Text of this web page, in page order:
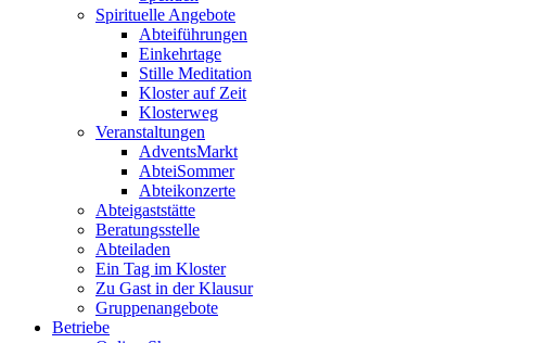
Spirituelle Angebote
Abteiführungen
Einkehrtage
Stille Meditation
Kloster auf Zeit
Klosterweg
Veranstaltungen
AdventsMarkt
AbteiSommer
Abteikonzerte
Abteigaststätte
Beratungsstelle
Abteiladen
Ein Tag im Kloster
Zu Gast in der Klausur
Gruppenangebote
Betriebe